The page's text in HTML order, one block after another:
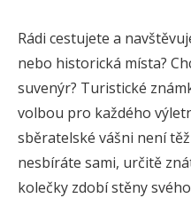
Rádi cestujete a
nebo historická místa?
suvenýr? Turistické
volbou pro každého
sběratelské vášni není
nesbíráte sami, určitě
kolečky zdobí stěny